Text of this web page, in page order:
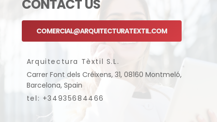
CONTACT US
COMERCIAL@ARQUITECTURATEXTIL.COM
Arquitectura Tèxtil S.L.
Carrer Font dels Créixens, 31, 08160 Montmeló,
Barcelona, Spain
tel: +34935684466